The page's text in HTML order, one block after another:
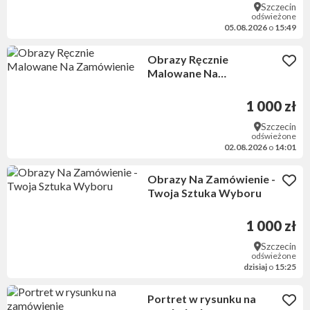
Szczecin
odświeżone
05.08.2026 o 15:49
Obrazy Ręcznie
Malowane Na
1 000 zł
Szczecin
odświeżone
02.08.2026 o 14:01
Obrazy Na Zamówienie -
Twoja Sztuka Wyboru
1 000 zł
Szczecin
odświeżone
dzisiaj o 15:25
Portret w rysunku na